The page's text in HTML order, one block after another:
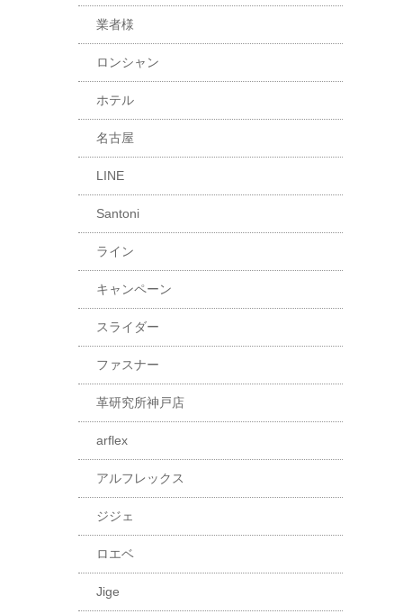
業者様
ロンシャン
ホテル
名古屋
LINE
Santoni
ライン
キャンペーン
スライダー
ファスナー
革研究所神戸店
arflex
アルフレックス
ジジェ
ロエベ
Jige